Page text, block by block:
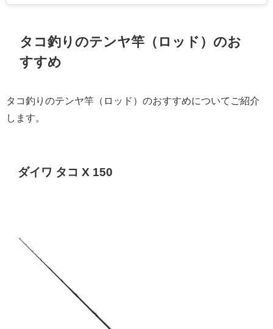
タコ釣りのテンヤ竿（ロッド）のお
すすめ
タコ釣りのテンヤ竿（ロッド）のおすすめについてご紹介
します。
ダイワ タコ X 150